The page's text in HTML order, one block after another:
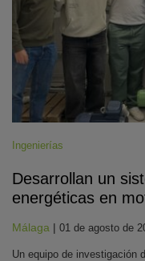
Ingenierías
Desarrollan un
energéticas en
Málaga | 01 de agosto de
Un equipo de investigación